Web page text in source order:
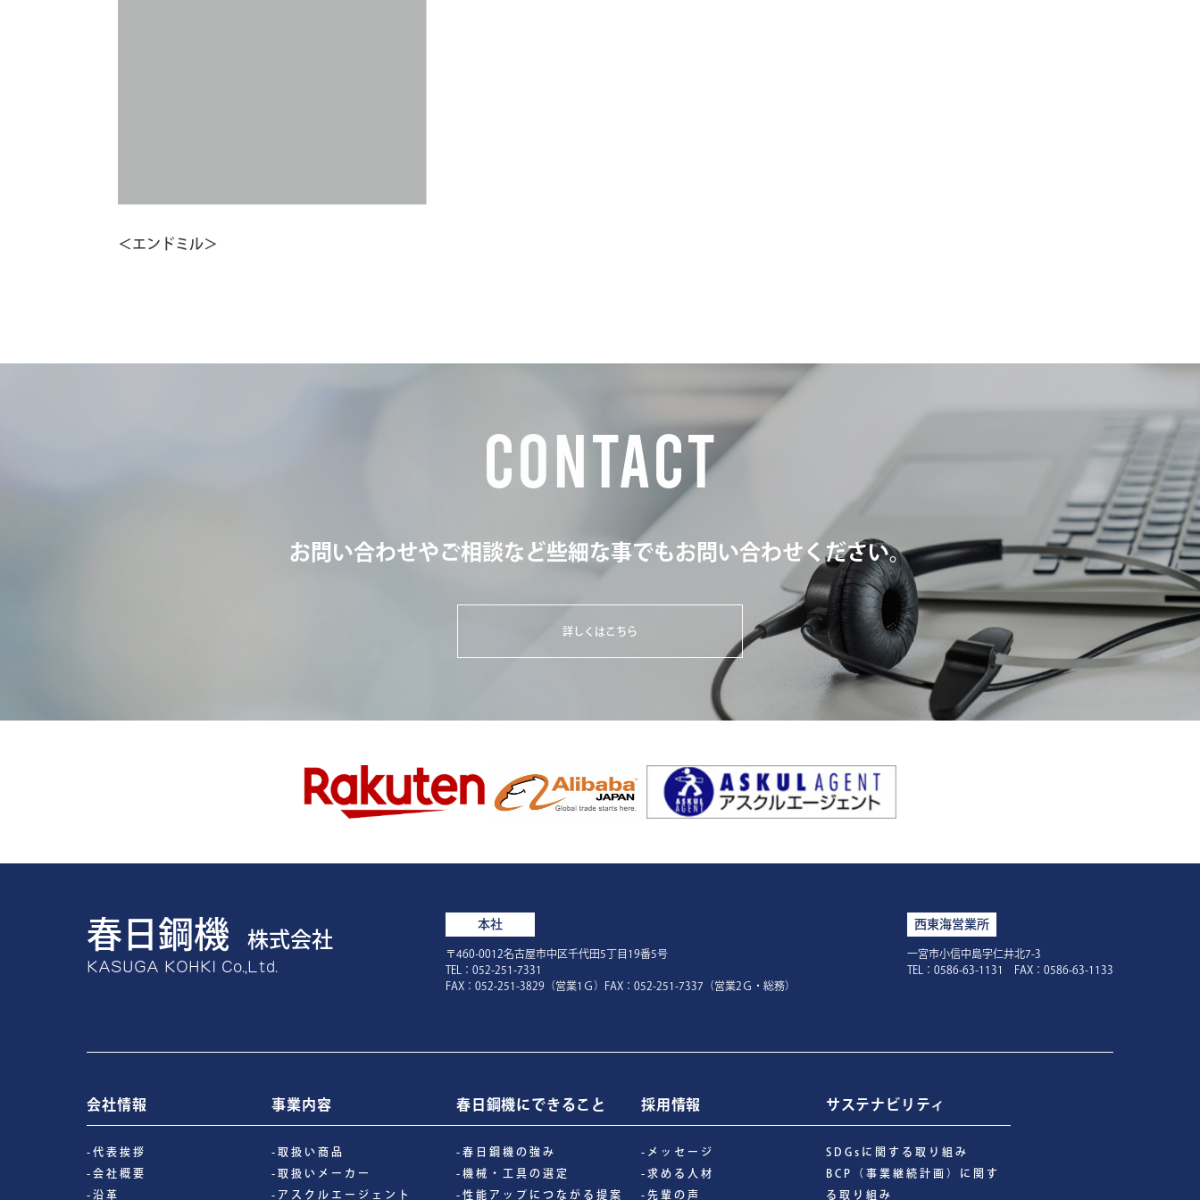
＜エンドミル＞
CONTACT
お問い合わせやご相談など些細な事でもお問い合わせください。
詳しくはこちら
春日鋼機 株式会社
KASUGA KOHKI Co.,Ltd.
本社
〒460-0012名古屋市中区千代田5丁目19番5号
TEL：052-251-7331
FAX：052-251-3829（営業1Ｇ）FAX：052-251-7337（営業2Ｇ・総務）
西東海営業所
一宮市小信中島字仁井北7-3
TEL：0586-63-1131 FAX：0586-63-1133
会社情報
-代表挨拶
-会社概要
-沿革
事業内容
-取扱い商品
-取扱いメーカー
-アスクルエージェント
春日鋼機にできること
-春日鋼機の強み
-機械・工具の選定
-性能アップにつながる提案
採用情報
-メッセージ
-求める人材
-先輩の声
サステナビリティ
SDGsに関する取り組み
BCP（事業継続計画）に関す
る取り組み